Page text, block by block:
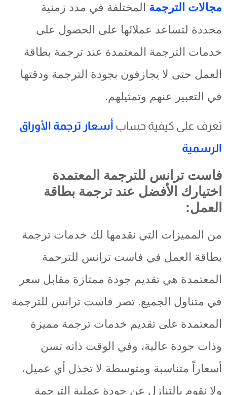
مجالات الترجمةالمختلفة في مدد زمنية
محددة لتساعد عملائها على الحصول على
خدمات الترجمة المعتمدة عند ترجمة بطاقة
العمل حتى لا يجازفون بجودة الترجمة ودقتها
في التعبير عنهم وتمثيلهم.
تعرف على كيفية حسابأسعار ترجمة الأوراق
الرسمية
فاست ترانس للترجمة المعتمدة
اختيارك الأفضل عند ترجمة بطاقة
العمل:
من المميزات التي نقدمها لك خدمات ترجمة
بطاقة العمل في فاست ترانس للترجمة
المعتمدة هي تقديم جودة ممتازة مقابل سعر
في متناول الجميع. تصر فاست ترانس للترجمة
المعتمدة على تقديم خدمات ترجمة مميزة
وذات جودة عالية، وفي الوقت ذاته تسن
أسعاراً متناسبة ومتوسطة لا تخذل أي عميل،
ولا نقوم بالتنازل عن جودة عملية الترجمة